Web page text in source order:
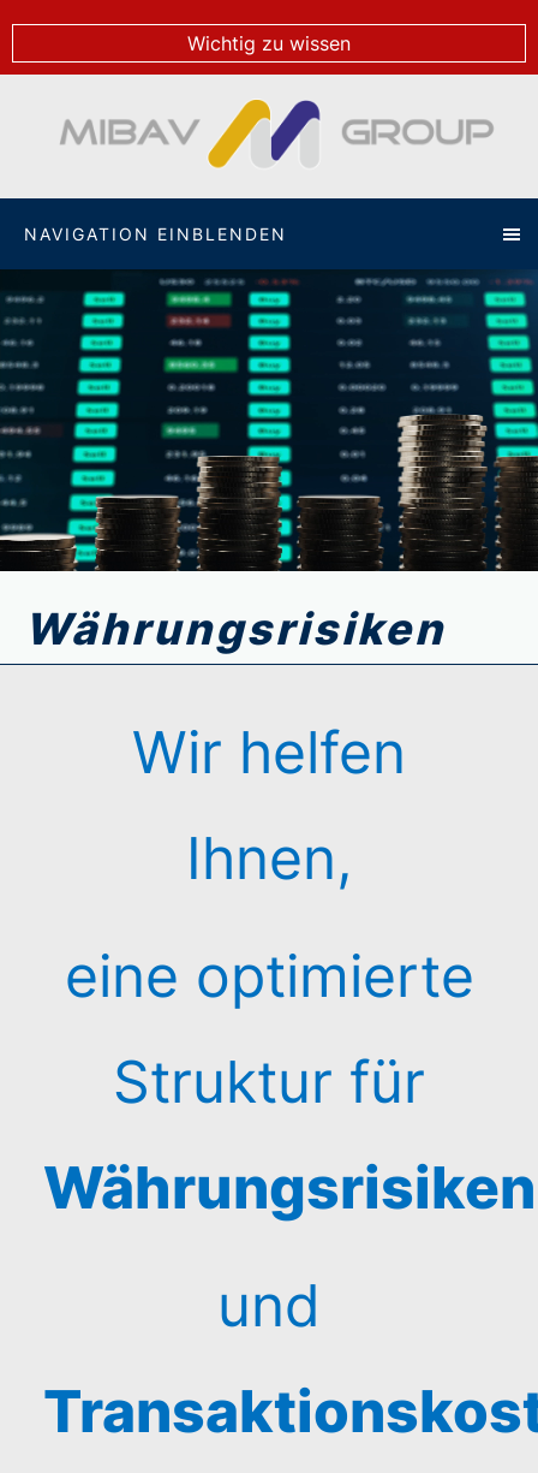
Wichtig zu wissen
NAVIGATION EINBLENDEN
Währungsrisiken
Wir helfen
Ihnen,
eine optimierte
Struktur für
Währungsrisiken
und